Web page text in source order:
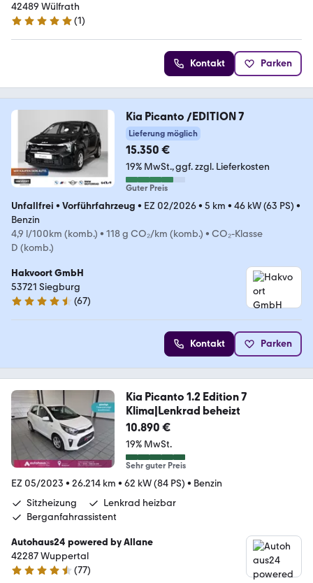
42489 Wülfrath
5 Sterne
(1)
Kontakt Parken
Kia Picanto /EDITION 7
Lieferung möglich
15.350 €
19% MwSt. ggf. zzgl. Lieferkosten
Guter Preis
Unfallfrei • Vorführfahrzeug • EZ 02/2026• 5 km • 46 kW (63 PS) •
Benzin
4,9 l/100km (komb.) • 118 g CO₂/km (komb.) • CO₂-Klasse
D (komb.)
Hakvoort GmbH
53721 Siegburg
4.3 Sterne
(67)
Kontakt Parken
Kia Picanto 1.2 Edition 7
Klima|Lenkrad beheizt
10.890 €
19% MwSt.
Sehr guter Preis
EZ 05/2023 • 26.214 km • 62 kW (84 PS) • Benzin
Sitzheizung
Lenkrad heizbar
Berganfahrassistent
Autohaus24 powered by Allane
42287 Wuppertal
4.5 Sterne
(77)